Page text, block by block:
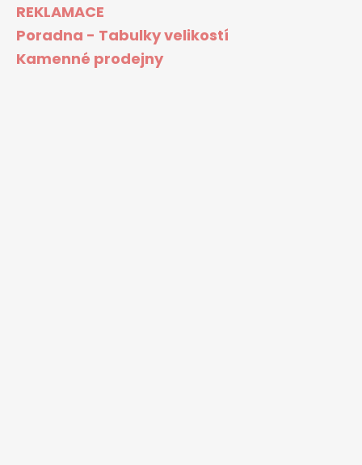
REKLAMACE
Poradna - Tabulky velikostí
Kamenné prodejny